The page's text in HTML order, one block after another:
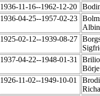
1936-11-16--1962-12-20
1936-04-25--1957-02-23
1925-02-12--1939-08-27
1937-04-22--1948-01-31
1926-11-02--1949-10-01